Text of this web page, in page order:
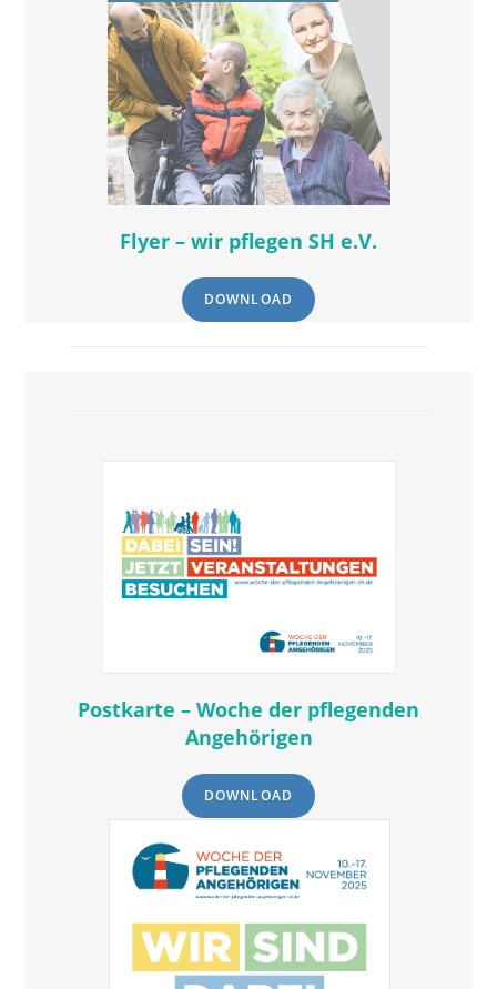
Flyer – wir pflegen SH e.V.
DOWNLOAD
Postkarte – Woche der pflegenden
Angehörigen
DOWNLOAD